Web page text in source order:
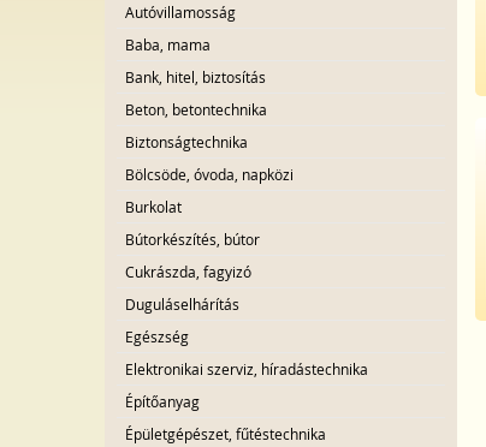
Autóvillamosság
Baba, mama
Bank, hitel, biztosítás
Beton, betontechnika
Biztonságtechnika
Bölcsöde, óvoda, napközi
Burkolat
Bútorkészítés, bútor
Cukrászda, fagyizó
Duguláselhárítás
Egészség
Elektronikai szerviz, híradástechnika
Építőanyag
Épületgépészet, fűtéstechnika